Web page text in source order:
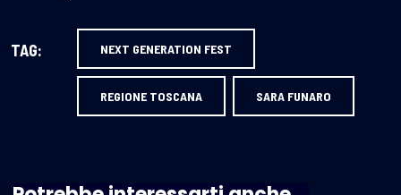
TAG: NEXT GENERATION FEST
REGIONE TOSCANA SARA FUNARO